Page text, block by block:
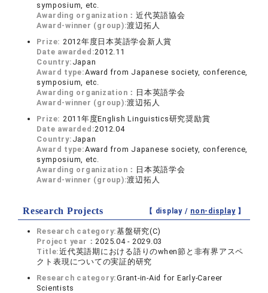
symposium, etc.
Awarding organization：近代英語協会
Award-winner (group):渡辺拓人
Prize: 2012年度日本英語学会新人賞
Date awarded:2012.11
Country: Japan
Award type:Award from Japanese society, conference,
symposium, etc.
Awarding organization： 日本英語学会
Award-winner (group):渡辺拓人
Prize: 2011年度English Linguistics研究奨励賞
Date awarded:2012.04
Country: Japan
Award type:Award from Japanese society, conference,
symposium, etc.
Awarding organization： 日本英語学会
Award-winner (group):渡辺拓人
Research Projects 【 display / non-display】
Research category:基盤研究(C)
Project year：2025.04 - 2029.03
Title:近代英語期における語りのwhen節と非有界アスペ
クト表現についての実証的研究
Research category:Grant-in-Aid for Early-Career
Scientists